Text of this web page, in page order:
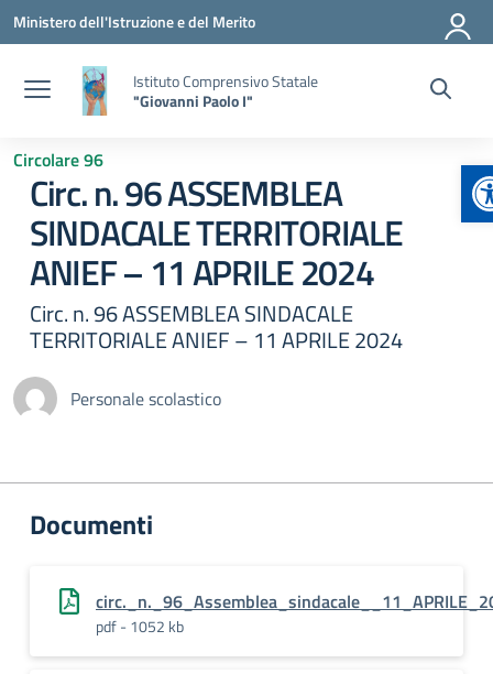
Vai ai contenuti
Vai al menu di navigazione
Vai al footer
Ministero dell'Istruzione e del Merito
Istituto Comprensivo Statale
"Giovanni Paolo I"
Circolare 96
Circ. n. 96 ASSEMBLEA
SINDACALE TERRITORIALE
ANIEF – 11 APRILE 2024
Circ. n. 96 ASSEMBLEA SINDACALE
TERRITORIALE ANIEF – 11 APRILE 2024
Personale scolastico
Documenti
pdf - 1052 kb